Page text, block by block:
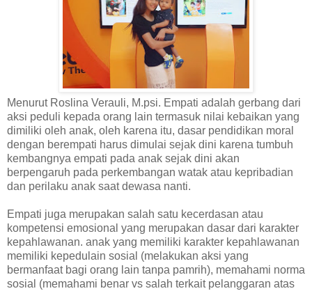
Menurut Roslina Verauli, M.psi. Empati adalah gerbang dari
aksi peduli kepada orang lain termasuk nilai kebaikan yang
dimiliki oleh anak, oleh karena itu, dasar pendidikan moral
dengan berempati harus dimulai sejak dini karena tumbuh
kembangnya empati pada anak sejak dini akan
berpengaruh pada perkembangan watak atau kepribadian
dan perilaku anak saat dewasa nanti.
Empati juga merupakan salah satu kecerdasan atau
kompetensi emosional yang merupakan dasar dari karakter
kepahlawanan. anak yang memiliki karakter kepahlawanan
memiliki kepedulain sosial (melakukan aksi yang
bermanfaat bagi orang lain tanpa pamrih), memahami norma
sosial (memahami benar vs salah terkait pelanggaran atas